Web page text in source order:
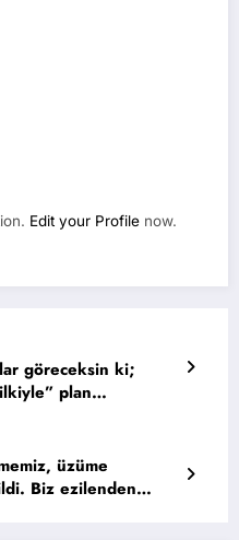
Edit your Profile now.
göreceksin ki;
plan
“sahibiyle”
böyle.Bunu
yerler.
üzüme
Biz ezilenden